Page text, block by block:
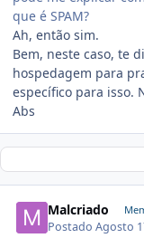
que é SPAM?
Ah, então sim.
Bem, neste caso, te
hospedagem para
específico para isso.
Abs
Malcriado
PostadoAgosto